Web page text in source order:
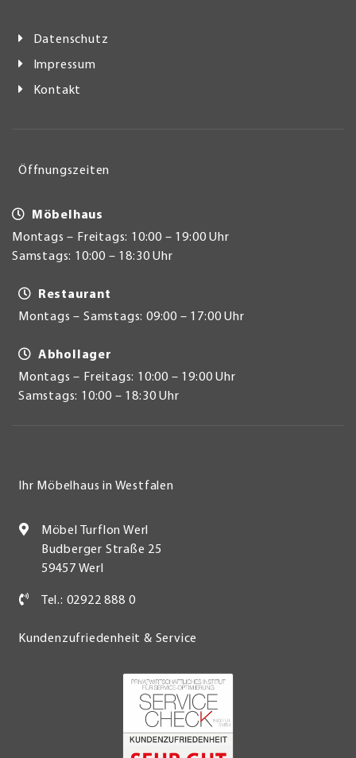
Datenschutz
Impressum
Kontakt
Öffnungszeiten
Möbelhaus
Montags – Freitags: 10:00 – 19:00 Uhr
Samstags: 10:00 – 18:30 Uhr
Restaurant
Montags – Samstags: 09:00 – 17:00 Uhr
Abhollager
Montags – Freitags: 10:00 – 19:00 Uhr
Samstags: 10:00 – 18:30 Uhr
Ihr Möbelhaus in Westfalen
Möbel Turflon Werl
Budberger Straße 25
59457 Werl
Tel.: 02922 888 0
Kundenzufriedenheit & Service